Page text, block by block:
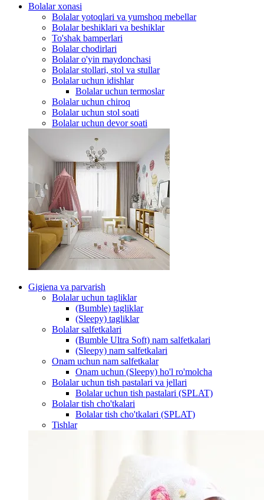
Bolalar xonasi
Bolalar yotoqlari va yumshoq mebellar
Bolalar beshiklari va beshiklar
To'shak bamperlari
Bolalar chodirlari
Bolalar o'yin maydonchasi
Bolalar stollari, stol va stullar
Bolalar uchun idishlar
Bolalar uchun termoslar
Bolalar uchun chiroq
Bolalar uchun stol soati
Bolalar uchun devor soati
Gigiena va parvarish
Bolalar uchun tagliklar
(Bumble) tagliklar
(Sleepy) tagliklar
Bolalar salfetkalari
(Bumble Ultra Soft) nam salfetkalari
(Sleepy) nam salfetkalari
Onam uchun nam salfetkalar
Onam uchun (Sleepy) ho'l ro'molcha
Bolalar uchun tish pastalari va jellari
Bolalar uchun tish pastalari (SPLAT)
Bolalar tish cho'tkalari
Bolalar tish cho'tkalari (SPLAT)
Tishlar